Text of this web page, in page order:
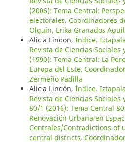
(2006): Tema Central:
electorales. Coordinadores
Olguín, Erika Granados
Alicia Lindon, Índice.
Revista de Ciencias
(1990): Tema Central: La
Europa del Este.
Zermeño Padilla
Alicia Lindón, Índice.
Revista de Ciencias
80/1 (2016): Tema Central
Renovación Urbana en
Centrales/Contradictions of
central districts.